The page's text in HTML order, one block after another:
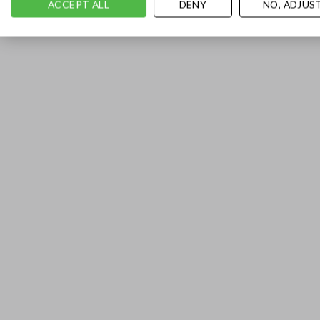
ACCEPT ALL DENY NO,